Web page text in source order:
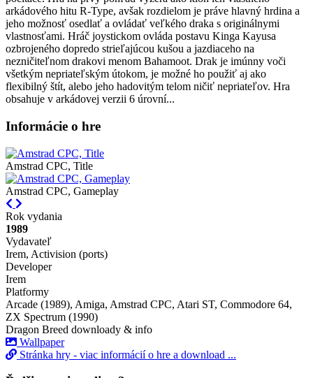
arkádového hitu R-Type, avšak rozdielom je práve hlavný hrdina a
jeho možnosť osedlať a ovládať veľkého draka s originálnymi
vlastnosťami. Hráč joystickom ovláda postavu Kinga Kayusa
ozbrojeného dopredo strieľajúcou kušou a jazdiaceho na
nezničiteľnom drakovi menom Bahamoot. Drak je imúnny voči
všetkým nepriateľským útokom, je možné ho použiť aj ako
flexibilný štít, alebo jeho hadovitým telom ničiť nepriateľov. Hra
obsahuje v arkádovej verzii 6 úrovní...
Informácie o hre
Amstrad CPC, Title
Amstrad CPC, Gameplay
Previous
Rok vydania
1989
Vydavateľ
Irem, Activision (ports)
Developer
Irem
Platformy
Arcade (1989), Amiga, Amstrad CPC, Atari ST, Commodore 64,
ZX Spectrum (1990)
Dragon Breed downloady & info
Wallpaper
Stránka hry - viac informácií o hre a download ...